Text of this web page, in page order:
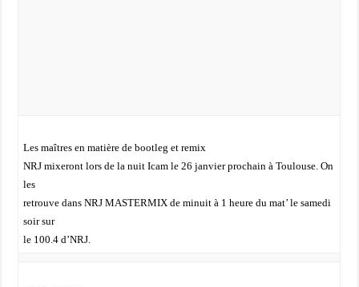
Les maîtres en matière de bootleg et remix
NRJ mixeront lors de la nuit Icam le 26 janvier prochain à Toulouse. On
les
retrouve dans NRJ MASTERMIX de minuit à 1 heure du mat’ le samedi
soir sur
le 100.4 d’NRJ.